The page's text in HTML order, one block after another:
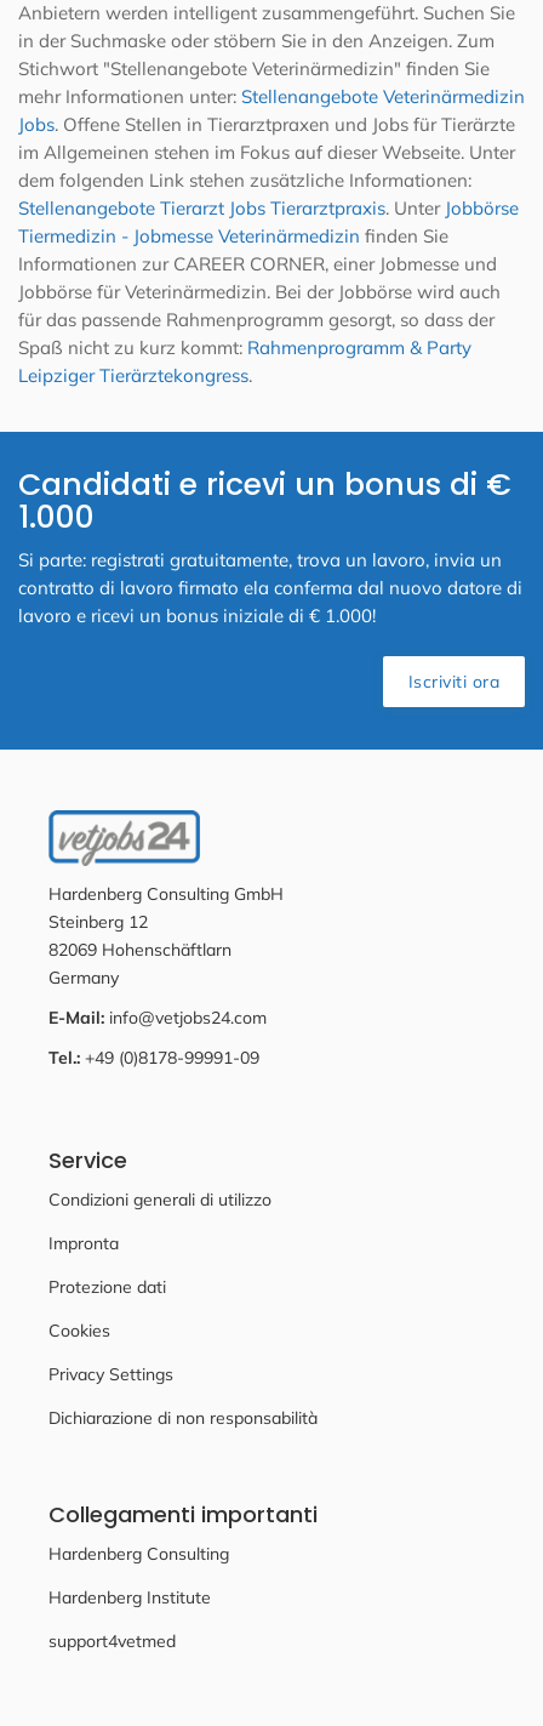
Anbietern werden intelligent zusammengeführt. Suchen Sie
in der Suchmaske oder stöbern Sie in den Anzeigen. Zum
Stichwort "Stellenangebote Veterinärmedizin" finden Sie
mehr Informationen unter: Stellenangebote Veterinärmedizin
Jobs. Offene Stellen in Tierarztpraxen und Jobs für Tierärzte
im Allgemeinen stehen im Fokus auf dieser Webseite. Unter
dem folgenden Link stehen zusätzliche Informationen:
Stellenangebote Tierarzt Jobs Tierarztpraxis. Unter Jobbörse
Tiermedizin - Jobmesse Veterinärmedizin finden Sie
Informationen zur CAREER CORNER, einer Jobmesse und
Jobbörse für Veterinärmedizin. Bei der Jobbörse wird auch
für das passende Rahmenprogramm gesorgt, so dass der
Spaß nicht zu kurz kommt: Rahmenprogramm & Party
Leipziger Tierärztekongress.
Candidati e ricevi un bonus di €
1.000
Si parte: registrati gratuitamente, trova un lavoro, invia un
contratto di lavoro firmato ela conferma dal nuovo datore di
lavoro e ricevi un bonus iniziale di € 1.000!
Iscriviti ora
Hardenberg Consulting GmbH
Steinberg 12
82069 Hohenschäftlarn
Germany
E-Mail: info@vetjobs24.com
Tel.: +49 (0)8178-99991-09
Service
Condizioni generali di utilizzo
Impronta
Protezione dati
Cookies
Privacy Settings
Dichiarazione di non responsabilità
Collegamenti importanti
Hardenberg Consulting
Hardenberg Institute
support4vetmed